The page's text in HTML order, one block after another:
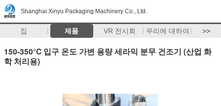
Shanghai Xinyu Packaging Machinery Co., Ltd.
집 제품 VR 전시회 우리에 대하여 >>
150-350°C 입구 온도 가변 용량 세라믹 분무 건조기 (산업 화
학 처리용)